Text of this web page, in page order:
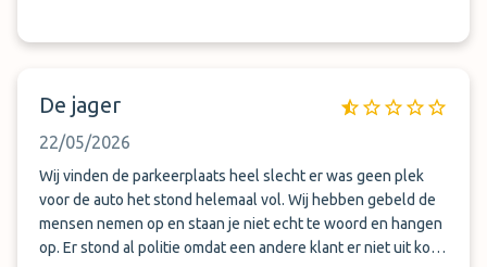
De jager
22/05/2026
Wij vinden de parkeerplaats heel slecht er was geen plek
voor de auto het stond helemaal vol. Wij hebben gebeld de
mensen nemen op en staan je niet echt te woord en hangen
op. Er stond al politie omdat een andere klant er niet uit kon